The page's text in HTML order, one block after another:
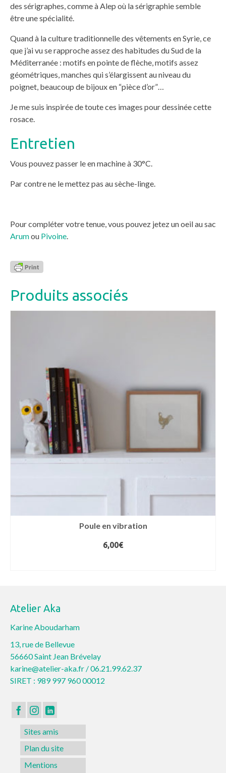
des sérigraphes, comme à Alep où la sérigraphie semble
être une spécialité.
Quand à la culture traditionnelle des vêtements en Syrie, ce
que j’ai vu se rapproche assez des habitudes du Sud de la
Méditerranée : motifs en pointe de flèche, motifs assez
géométriques, manches qui s’élargissent au niveau du
poignet, beaucoup de bijoux en “pièce d’or”…
Je me suis inspirée de toute ces images pour dessinée cette
rosace.
Entretien
Vous pouvez passer le en machine à 30°C.
Par contre ne le mettez pas au sèche-linge.
Pour compléter votre tenue, vous pouvez jetez un oeil au sac
Arumou Pivoine
Produits associés
Poule en vibration
6,00€
être
Atelier Aka
Karine Aboudarham
13, rue de Bellevue
56660 Saint Jean Brévelay
karine@atelier-aka.fr /06.21.99.62.37
SIRET : 989 997 960 00012
Sites amis
Plan du site
Mentions